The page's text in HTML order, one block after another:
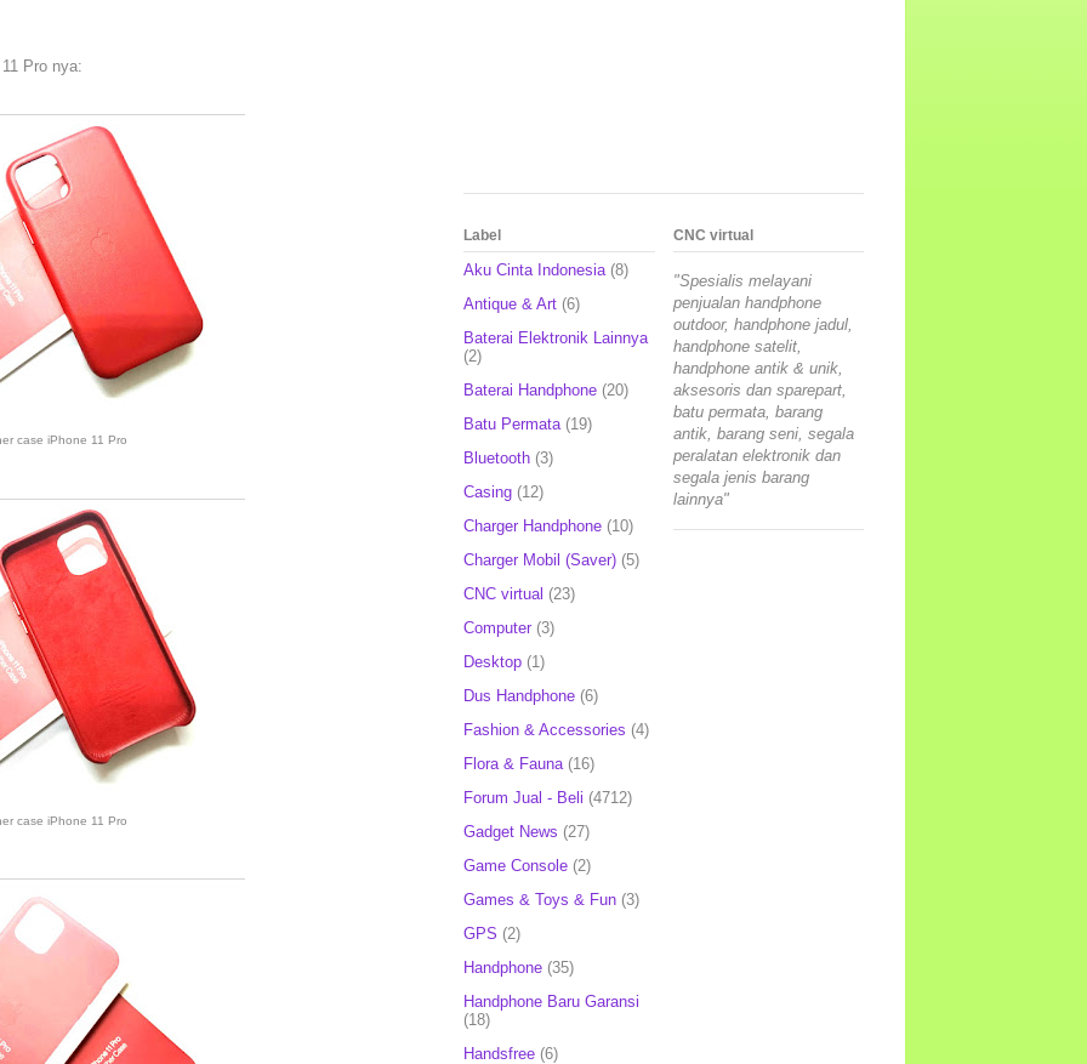
Pro nya:
case iPhone 11 Pro
case iPhone 11 Pro
Label
Aku Cinta Indonesia (8)
Antique & Art (6)
Baterai Elektronik Lainnya
(2)
Baterai Handphone (20)
Batu Permata (19)
Bluetooth (3)
Casing (12)
Charger Handphone (10)
Charger Mobil (Saver) (5)
CNC virtual (23)
Computer (3)
Desktop (1)
Dus Handphone (6)
Fashion & Accessories (4)
Flora & Fauna (16)
Forum Jual - Beli (4712)
Gadget News (27)
Game Console (2)
Games & Toys & Fun (3)
GPS (2)
Handphone (35)
Handphone Baru Garansi
(18)
Handsfree (6)
CNC virtual
"Spesialis melayani
penjualan handphone
outdoor, handphone jadul,
handphone satelit,
handphone antik & unik,
aksesoris dan sparepart,
batu permata, barang
antik, barang seni, segala
peralatan elektronik dan
segala jenis barang
lainnya"